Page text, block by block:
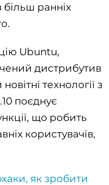
більш ранніх
Ubuntu,
дистрибутив
технології з
поєднує
що робить
користувачів,
як зробити